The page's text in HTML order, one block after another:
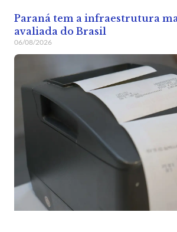
Paraná tem a infraestrutura
avaliada do Brasil
06/08/2026